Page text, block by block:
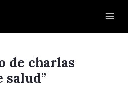
de charlas
salud”